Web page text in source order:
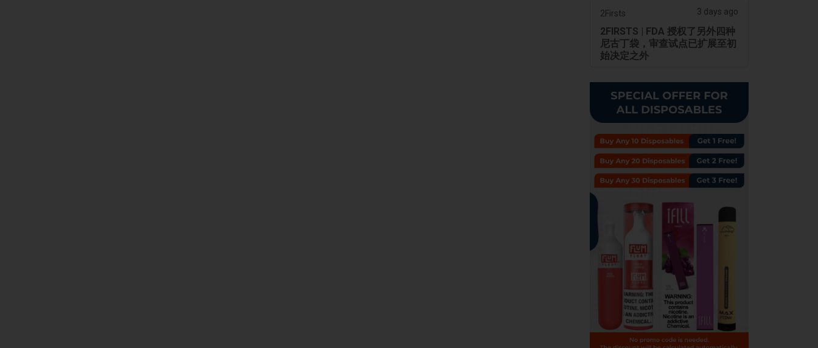
2Firsts 3 days ago
2FIRSTS | FDA 授权了另外四种
尼古丁袋，审查试点已扩展至初
始决定之外